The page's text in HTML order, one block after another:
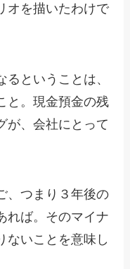
オを描いたわけで
ということは、
と。現金預金の残
が、会社にとって
、つまり３年後の
れば。そのマイナ
ないことを意味し